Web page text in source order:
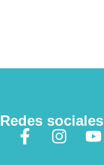
Redes sociales